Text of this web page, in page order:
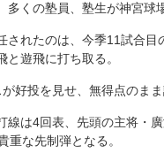
多くの塾員、塾生が神宮球
されたのは、今季11試合
遊飛に打ち取る。
好投を見せ、無得点のまま
線は4回表、先頭の主将・
重な先制弾となる。